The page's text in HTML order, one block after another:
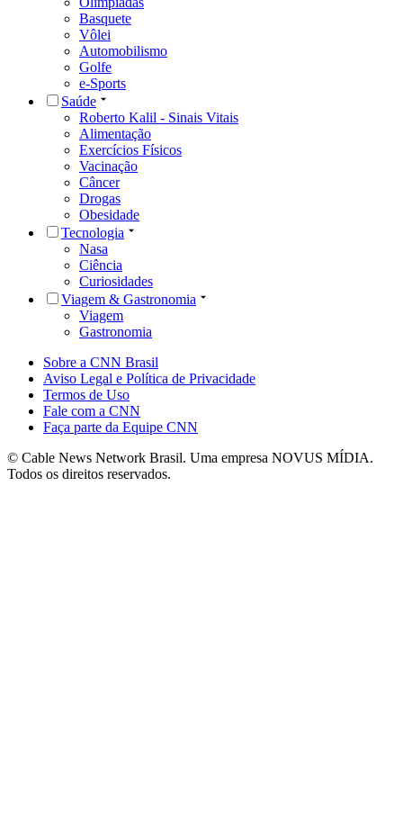
Basquete
Vôlei
Automobilismo
Golfe
e-Sports
Saúde
Roberto Kalil - Sinais Vitais
Alimentação
Exercícios Físicos
Vacinação
Câncer
Drogas
Obesidade
Tecnologia
Nasa
Ciência
Curiosidades
Viagem & Gastronomia
Viagem
Gastronomia
Sobre a CNN Brasil
Aviso Legal e Política de Privacidade
Termos de Uso
Fale com a CNN
Faça parte da Equipe CNN
© Cable News Network Brasil. Uma empresa NOVUS MÍDIA.
Todos os direitos reservados.